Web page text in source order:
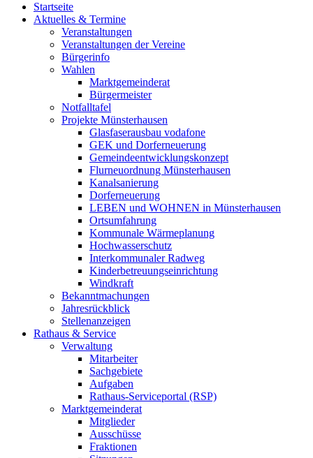
Startseite
Aktuelles & Termine
Veranstaltungen
Veranstaltungen der Vereine
Bürgerinfo
Wahlen
Marktgemeinderat
Bürgermeister
Notfalltafel
Projekte Münsterhausen
Glasfaserausbau vodafone
GEK und Dorferneuerung
Gemeindeentwicklungskonzept
Flurneuordnung Münsterhausen
Kanalsanierung
Dorferneuerung
LEBEN und WOHNEN in Münsterhausen
Ortsumfahrung
Kommunale Wärmeplanung
Hochwasserschutz
Interkommunaler Radweg
Kinderbetreuungseinrichtung
Windkraft
Bekanntmachungen
Jahresrückblick
Stellenanzeigen
Rathaus & Service
Verwaltung
Mitarbeiter
Sachgebiete
Aufgaben
Rathaus-Serviceportal (RSP)
Marktgemeinderat
Mitglieder
Ausschüsse
Fraktionen